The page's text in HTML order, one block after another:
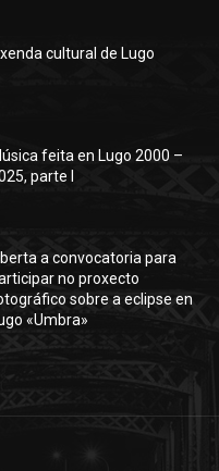
cultural de Lugo
feita en Lugo 2000 –
parte I
a convocatoria para
no proxecto
sobre a eclipse en
«Umbra»